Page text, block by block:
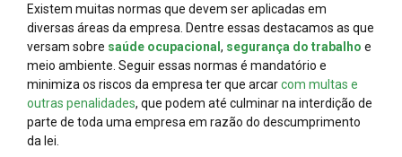
Existem muitas normas que devem ser aplicadas em
diversas áreas da empresa. Dentre essas destacamos as que
versam sobre saúde ocupacional , segurança do trabalho e
meio ambiente. Seguir essas normas é mandatório e
minimiza os riscos da empresa ter que arcarcom multas e
outras penalidades, que podem até culminar na interdição de
parte de toda uma empresa em razão do descumprimento
da lei.